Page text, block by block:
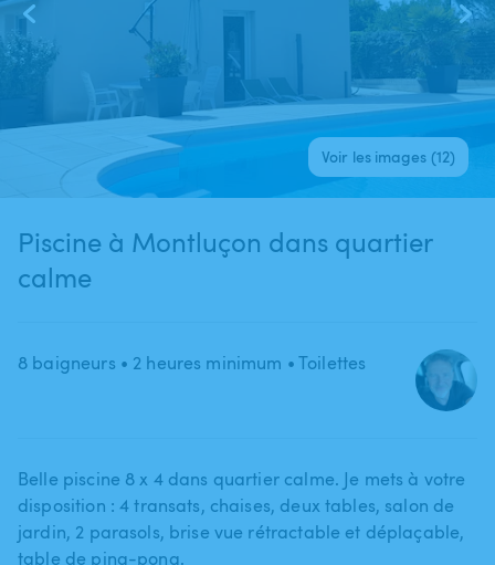
Voir les images (12)
Piscine à Montluçon dans quartier
calme
8 baigneurs • 2 heures minimum • Toilettes
Belle piscine 8 x 4 dans quartier calme. Je mets à votre
disposition : 4 transats​,​ chaises​,​ deux tables​,​ salon de
jardin​,​ 2 parasols​,​ brise vue rétractable et déplaçable​,​
table de ping-pong.